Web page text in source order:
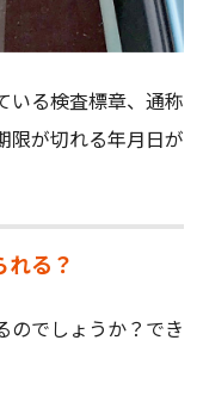
いる検査標章、通称
限が切れる年月日が
る？
のでしょうか？でき